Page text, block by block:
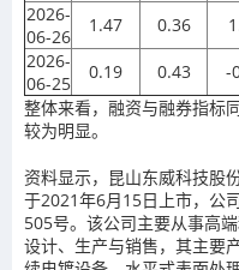
2026-
06-26
1.47 0.36
2026-
06-25
0.19 0.43 -
整体来看，融资与融券指标
较为明显。
资料显示，昆山东威科技股
于2021年6月15日上市，公
505号。该公司主要从事高
设计、生产与销售，其主要